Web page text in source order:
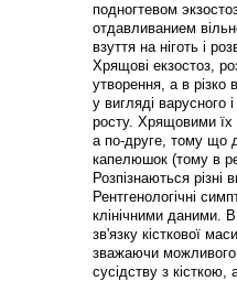
подногтевом
отдавливанием
взуття на ніготь і
Хрящові екзостоз,
утворення, а в різко
у вигляді варусного
росту. Хрящовими
а по-друге, тому що
капелюшок (тому в
Розпізнаються різні
Рентгенологічні
клінічними даними.
зв'язку кісткової
зважаючи можливого
сусідству з